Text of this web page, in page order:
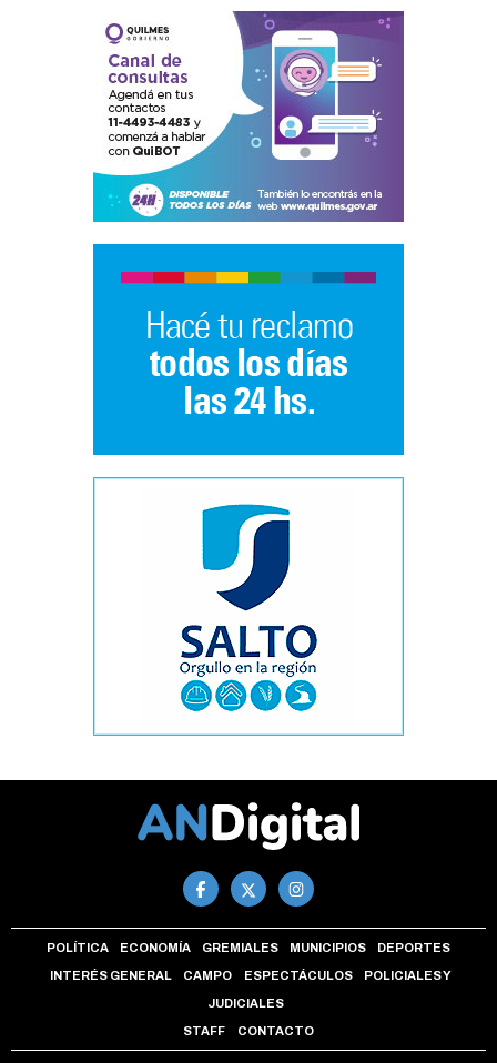
POLÍTICA ECONOMÍA GREMIALES MUNICIPIOS DEPORTES
INTERÉS GENERAL CAMPO ESPECTÁCULOS POLICIALES Y
JUDICIALES
STAFF CONTACTO